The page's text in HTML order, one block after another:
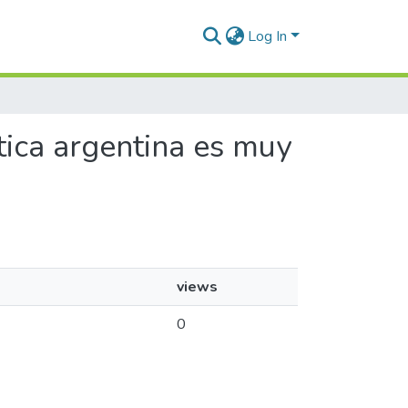
Log In
argentina es muy
views
0